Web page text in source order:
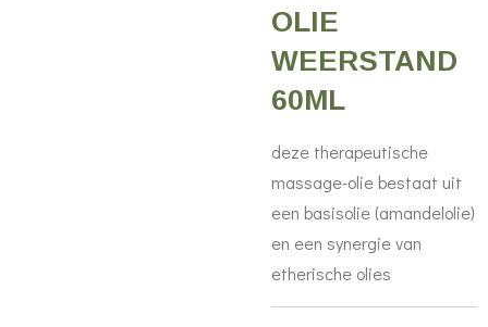
OLIE
WEERSTAND
60ML
deze therapeutische
massage-olie bestaat uit
een basisolie (amandelolie)
en een synergie van
etherische olies